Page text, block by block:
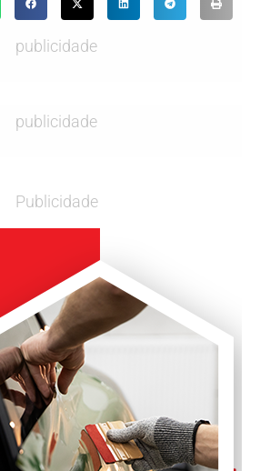
publicidade
publicidade
Publicidade